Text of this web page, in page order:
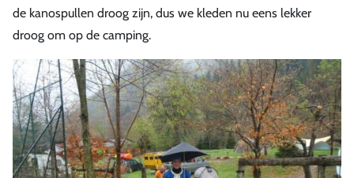
de kanospullen droog zijn, dus we kleden nu eens lekker
droog om op de camping.